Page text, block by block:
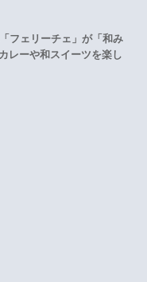
フェリーチェ」が「和み
レーや和スイーツを楽し